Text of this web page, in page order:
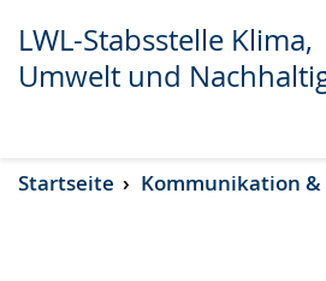
Transkript anzeigen
Abspielen
Pausieren
LWL-Stabsstelle Klima,
Umwelt und
Startseite Kommunikation